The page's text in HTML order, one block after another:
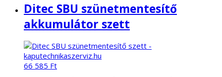
Ditec SBU szünetmentesítő
akkumulátor szett
66 585 Ft